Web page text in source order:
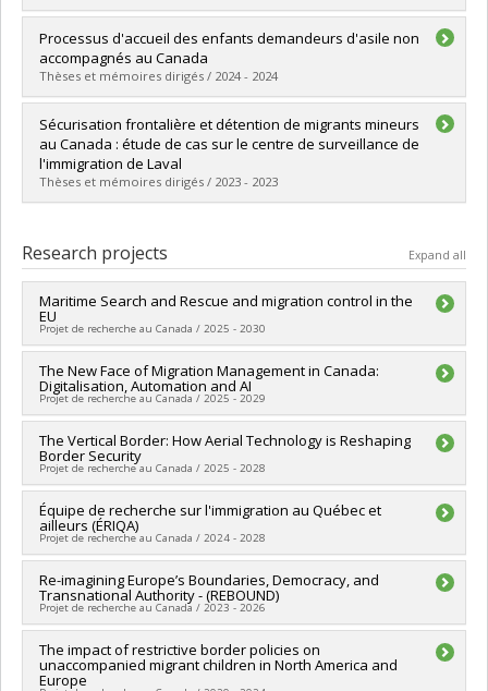
Graduate :Gustave, Franck
Cycle :Master's
Grade :M. Sc.
Lien vers le document dans Papyrus
Processus d'accueil des enfants demandeurs d'asile non
accompagnés au Canada
Thèses et mémoires dirigés / 2024 - 2024
Graduate :Bigras-Lauzon, Jessie
Cycle :Master's
Grade :M. Sc.
Lien vers le document dans Papyrus
Sécurisation frontalière et détention de migrants mineurs
au Canada : étude de cas sur le centre de surveillance de
l'immigration de Laval
Thèses et mémoires dirigés / 2023 - 2023
Cycle :Master's
Grade :M. Sc.
Lien vers le document dans Papyrus
Research projects Expand all
Maritime Search and Rescue and migration control in the
EU
Projet de recherche au Canada / 2025 - 2030
Lead researcher :Luna Vives
Co-researchers :Kira Williams ,Petra Molnar
Funding sources:
Grant programs:PVXXXXXX-Subvention Savoir
The New Face of Migration Management in Canada:
Digitalisation, Automation and AI
Projet de recherche au Canada / 2025 - 2029
Lead researcher : Danièle Bélanger
Co-researchers :
Luna Vives
Funding sources:
humaines du Canada
Grant programs:PVXXXXXX-Subvention Savoir
The Vertical Border: How Aerial Technology is Reshaping
Border Security
Projet de recherche au Canada / 2025 - 2028
Lead researcher :Luna Vives
Co-researchers :
Liliana Perez
Funding sources:
Grant programs:PV153480-Subventions de développement
Savoir
Équipe de recherche sur l'immigration au Québec et
ailleurs (ÉRIQA)
Projet de recherche au Canada / 2024 - 2028
Lead researcher :Catherine Xhardez
Co-researchers :Karine Côté-Boucher
Hamila
Danièle
Bélanger,Adèle Garnier
Funding sources:
FRQSC/Fonds de recherche du Québec -
Re-imagining Europe’s Boundaries, Democracy, and
Transnational Authority - (REBOUND)
Projet de recherche au Canada / 2023 - 2026
Lead researcher :Luna Vives,Laurie Beaudonnet
Co-researchers : Frédéric Mérand, Christine Rothmayr Allison
The impact of restrictive border policies on
unaccompanied migrant children in North America and
Europe